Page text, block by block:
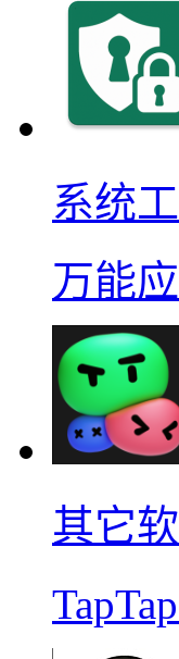
系统
万能
其它